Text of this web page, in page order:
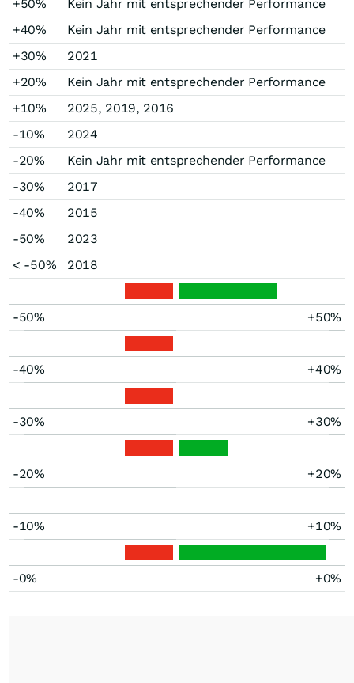
+50%
Kein Jahr mit entsprechender Performance
+40%
Kein Jahr mit entsprechender Performance
+30%
2021
+20%
Kein Jahr mit entsprechender Performance
+10%
2025, 2019, 2016
-10%
2024
-20%
Kein Jahr mit entsprechender Performance
-30%
2017
-40%
2015
-50%
2023
< -50%
2018
-50% +50%
-40% +40%
-30% +30%
-20% +20%
-10% +10%
-0% +0%